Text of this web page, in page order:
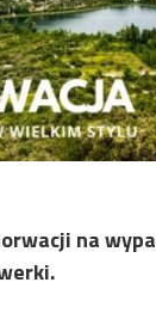
na